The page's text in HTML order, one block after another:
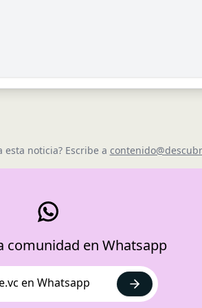
noticia? Escribe a
comunidad en Whatsapp
en Whatsapp